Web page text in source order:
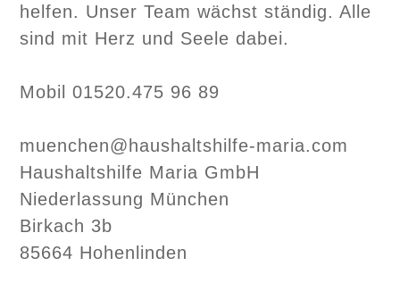
helfen. Unser Team wächst ständig. Alle
sind mit Herz und Seele dabei.
Mobil 01520.475 96 89
muenchen@haushaltshilfe-maria.com
Haushaltshilfe Maria GmbH
Niederlassung München
Birkach 3b
85664 Hohenlinden